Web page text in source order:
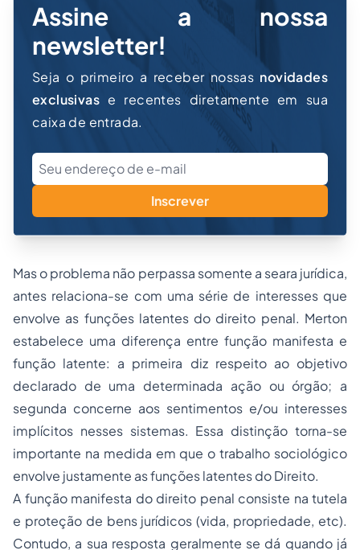
Assine a nossa
newsletter!
Seja o primeiro a receber nossas novidades
exclusivas e recentes diretamente em sua
caixa de entrada.
Inscrever
Mas o problema não perpassa somente a seara jurídica,
antes relaciona-se com uma série de interesses que
envolve as funções latentes do direito penal. Merton
estabelece uma diferença entre função manifesta e
função latente: a primeira diz respeito ao objetivo
declarado de uma determinada ação ou órgão; a
segunda concerne aos sentimentos e/ou interesses
implícitos nesses sistemas. Essa distinção torna-se
importante na medida em que o trabalho sociológico
envolve justamente as funções latentes do Direito.
A função manifesta do direito penal consiste na tutela
e proteção de bens jurídicos (vida, propriedade, etc).
Contudo, a sua resposta geralmente se dá quando já